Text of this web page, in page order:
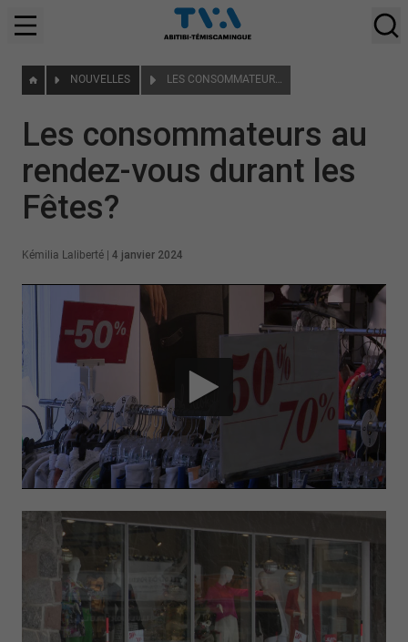
NOUVELLES LES CONSOMMATEURS AU RENDEZ-VOUS DURANT LES FÊTES?
Les consommateurs au
rendez-vous durant les
Fêtes?
Kémilia Laliberté 4 janvier 2024